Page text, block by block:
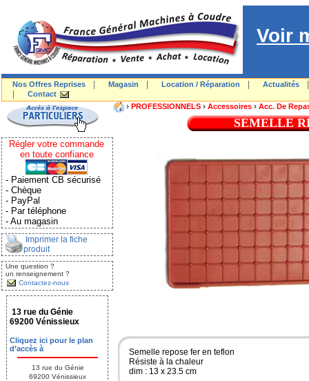
Voir
Nos Offres Reprises Magasin Location / Réparation Actualités
Contact
Régler votre commande
en toute confiance
- Paiement CB sécurisé
- Chèque
- PayPal
- Par téléphone
- Au magasin
Imprimer la fiche
produit
Une question ?
un renseignement ?
Contactez-nous
13 rue du Génie
69200 Vénissieux
Cliquez ici pour le plan
d’accès à
13 rue du Génie
69200 Vénissieux
› PROFESSIONNELS › Accessoires › Acc. De
SEMELLE
Semelle repose fer en teflon
Résiste à la chaleur
dim : 13 x 23.5 cm